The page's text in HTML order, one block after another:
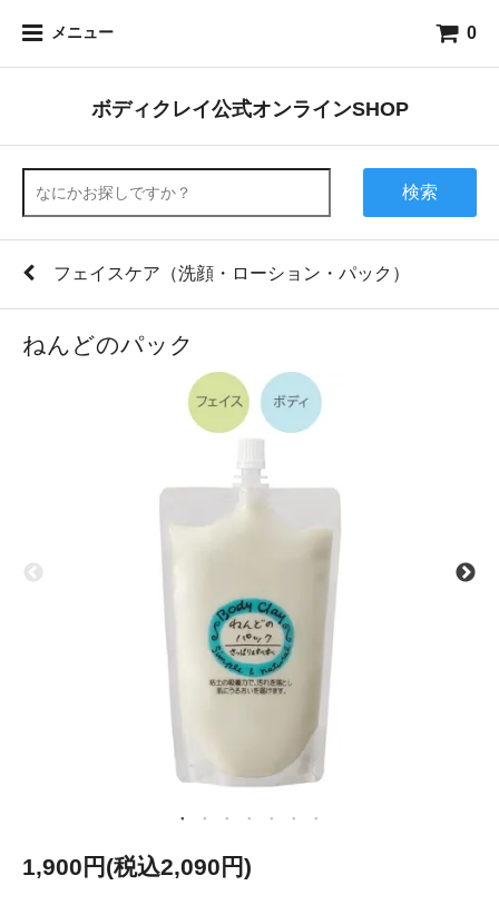
メニュー 0
ボディクレイ公式オンラインSHOP
検索
フェイスケア（洗顔・ローション・パック）
ねんどのパック
1,900円(税込2,090円)